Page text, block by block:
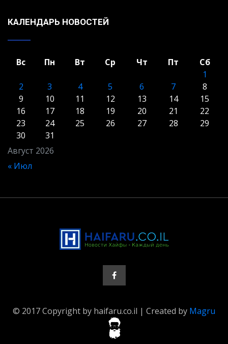
КАЛЕНДАРЬ НОВОСТЕЙ
Август 2026
Вс Пн Вт Ср Чт Пт
Сб
1
2
3 4 5 6 7
8
9
10 11 12 13 14
15
16
17 18 19 20 21
22
23
24 25 26 27 28
29
30
31
« Июл
© 2017 Copyright by haifaru.co.il | Created by Magru